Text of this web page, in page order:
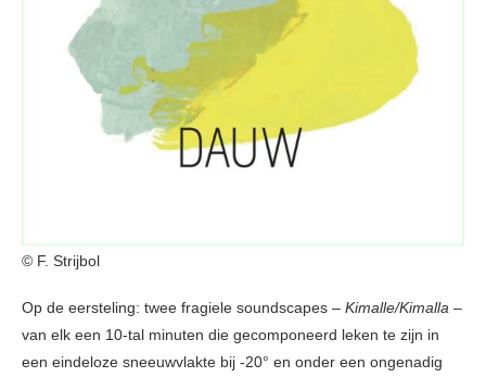
© F. Strijbol
Op de eersteling: twee fragiele soundscapes – Kimalle/Kimalla –
van elk een 10-tal minuten die gecomponeerd leken te zijn in
een eindeloze sneeuwvlakte bij -20° en onder een ongenadig